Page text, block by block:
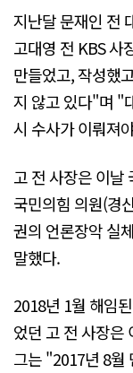
지난달 문재인 전
고대영 전 KBS 사
만들었고, 작성했
지 않고 있다"며 "
시 수사가 이뤄져
고 전 사장은 이날
국민의힘 의원(경
권의 언론장악 실
말했다.
2018년 1월 해임
었던 고 전 사장은
그는 "2017년 8월